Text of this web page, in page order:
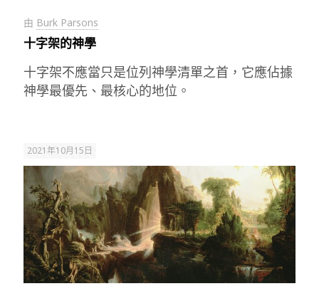
由 Burk Parsons
十字架的神學
十字架不應當只是位列神學清單之首，它應佔據
神學最優先、最核心的地位。
2021年10月15日